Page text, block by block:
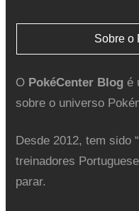
Sobre o
O PokéCenter Blogé
sobre o universo
Desde 2012, tem sido
treinadores
parar.